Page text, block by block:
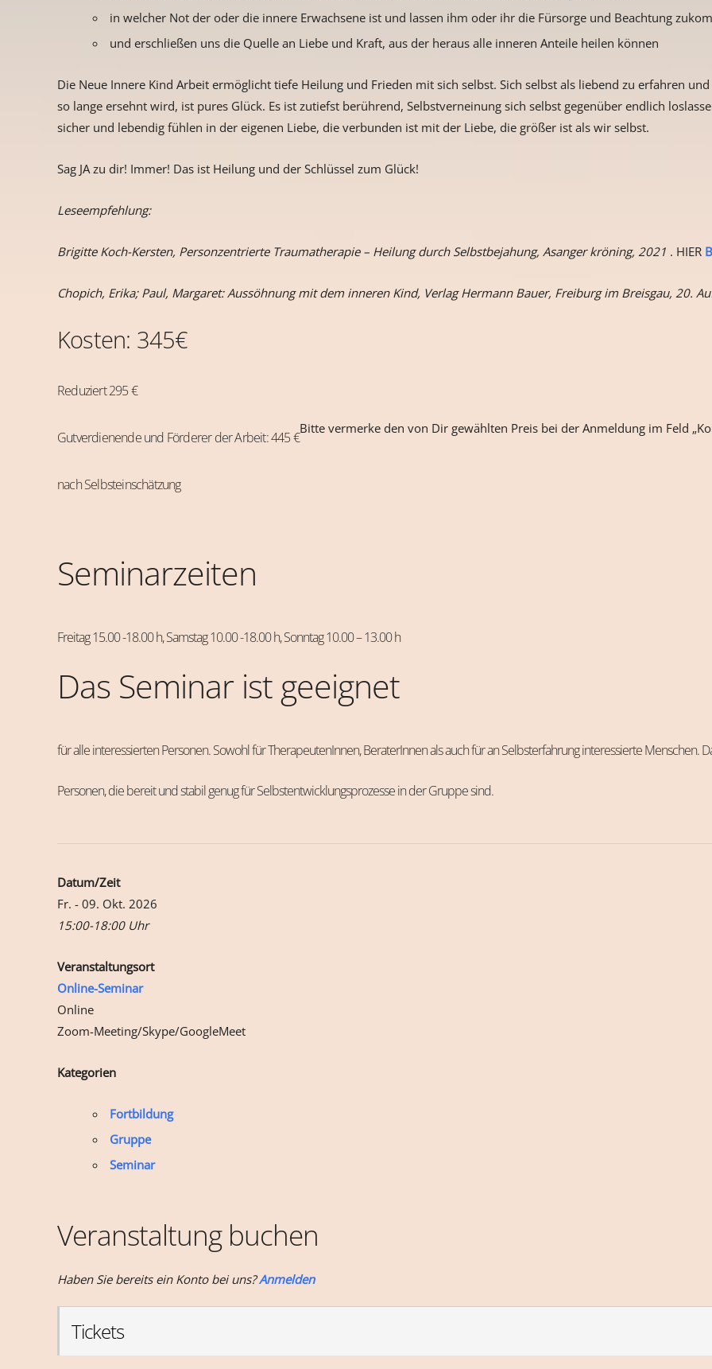
in welcher Not der oder die innere Erwachsene ist und lassen ihm oder ihr die Fürsorge und Beachtung
und erschließen uns die Quelle an Liebe und Kraft, aus der heraus alle inneren Anteile heilen können
Die Neue Innere Kind Arbeit ermöglicht tiefe Heilung und Frieden mit sich selbst. Sich selbst als liebend zu erfahren
so lange ersehnt wird, ist pures Glück. Es ist zutiefst berührend, Selbstverneinung sich selbst gegenüber endlich
sicher und lebendig fühlen in der eigenen Liebe, die verbunden ist mit der Liebe, die größer ist als wir selbst.
Sag JA zu dir! Immer! Das ist Heilung und der Schlüssel zum Glück!
Leseempfehlung:
Brigitte Koch-Kersten, Personzentrierte Traumatherapie – Heilung durch Selbstbejahung, Asanger kröning, 2021 . HIER
Chopich, Erika; Paul, Margaret: Aussöhnung mit dem inneren Kind, Verlag Hermann Bauer, Freiburg im Breisgau, 20.
Kosten: 345€
Reduziert 295 €
Gutverdienende und Förderer der Arbeit: 445 €
nach Selbsteinschätzung
Bitte vermerke den von Dir gewählten Preis bei der Anmeldung im Feld
Seminarzeiten
Freitag 15.00 -18.00 h, Samstag 10.00 -18.00 h, Sonntag 10.00 – 13.00 h
Das Seminar ist geeignet
für alle interessierten Personen. Sowohl für TherapeutenInnen, BeraterInnen als auch für an Selbsterfahrung interessierte Menschen.
Personen, die bereit und stabil genug für Selbstentwicklungsprozesse in der Gruppe sind.
Datum/Zeit
Fr. - 09. Okt. 2026
15:00-18:00 Uhr
Veranstaltungsort
Online-Seminar
Online
Zoom-Meeting/Skype/GoogleMeet
Kategorien
Fortbildung
Gruppe
Seminar
Veranstaltung buchen
Haben Sie bereits ein Konto bei uns?Anmelden
Tickets